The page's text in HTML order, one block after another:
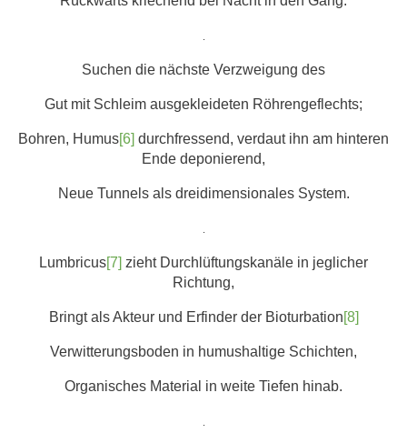
Suchen die nächste Verzweigung des
Gut mit Schleim ausgekleideten Röhrengeflechts;
Bohren, Humus[6] durchfressend, verdaut ihn am hinteren
Ende deponierend,
Neue Tunnels als dreidimensionales System.
Lumbricus[7] zieht Durchlüftungskanäle in jeglicher
Richtung,
Bringt als Akteur und Erfinder der Bioturbation[8]
Verwitterungsboden in humushaltige Schichten,
Organisches Material in weite Tiefen hinab.